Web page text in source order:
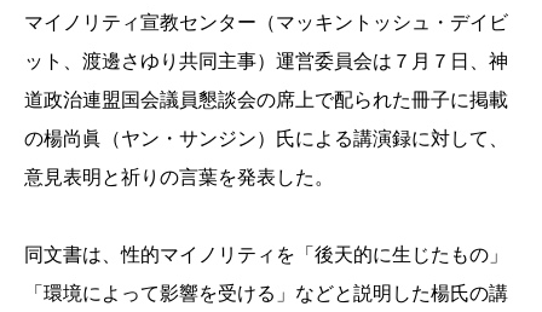
マイノリティ宣教センター（マッキントッシュ・デイビ
ット、渡邊さゆり共同主事）運営委員会は７月７日、 神
道政治連盟国会議員懇談会の席上で配られた冊子に掲載
の楊尚眞（ヤン・サンジン）氏による講演録に対して、
意見表明と祈りの言葉を発表した。
同文書は、性的マイノリティを「後天的に生じたもの」
「環境によって影響を受ける」などと説明した楊氏の講